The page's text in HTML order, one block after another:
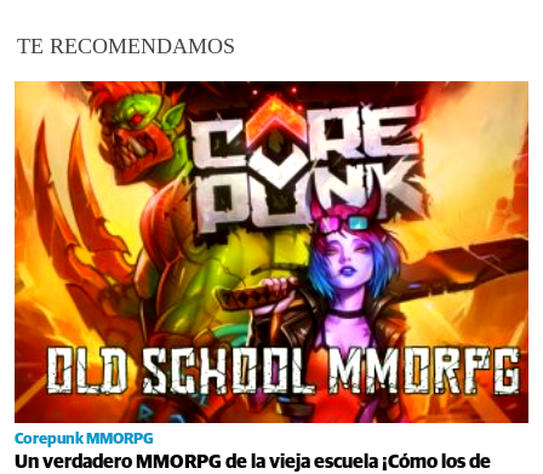
TE RECOMENDAMOS
Corepunk MMORPG
Un verdadero MMORPG de la vieja escuela ¡Cómo los de